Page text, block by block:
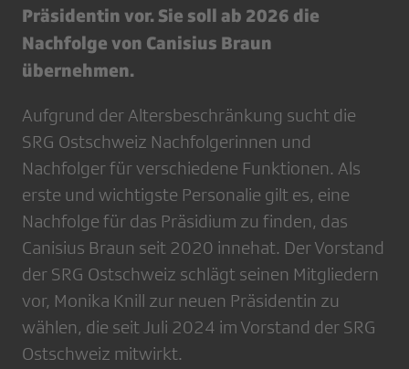
Präsidentin vor. Sie soll ab 2026 die
Nachfolge von Canisius Braun
übernehmen.
Aufgrund der Altersbeschränkung sucht die
SRG Ostschweiz Nachfolgerinnen und
Nachfolger für verschiedene Funktionen. Als
erste und wichtigste Personalie gilt es, eine
Nachfolge für das Präsidium zu finden, das
Canisius Braun seit 2020 innehat. Der Vorstand
der SRG Ostschweiz schlägt seinen Mitgliedern
vor, Monika Knill zur neuen Präsidentin zu
wählen, die seit Juli 2024 im Vorstand der SRG
Ostschweiz mitwirkt.